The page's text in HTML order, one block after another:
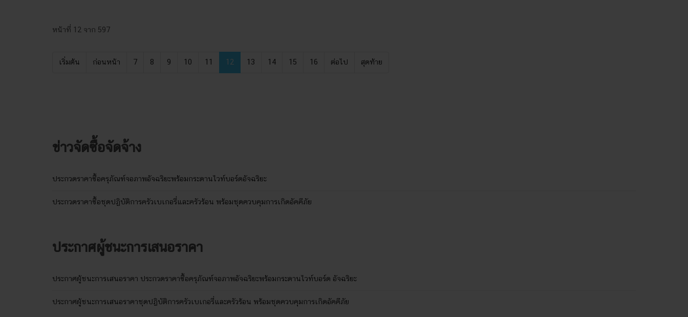
หน้าที่ 12 จาก 597
เริ่มต้น ก่อนหน้า 7 8 9 10 11 12 13 14 15 16 ต่อไป สุดท้าย
ข่าวจัดซื้อจัดจ้าง
ประกวดราคาซื้อครุภัณฑ์จอภาพอัจฉริยะพร้อมกระดานไวท์บอร์ดอัจฉริยะ
ประกวดราคาซื้อชุดปฏิบัติการครัวเบเกอรี่และครัวร้อน พร้อมชุดควบคุมการเกิดอัคคีภัย
ประกาศผู้ชนะการเสนอราคา
ประกาศผู้ชนะการเสนอราคา ประกวดราคาซื้อครุภัณฑ์จอภาพอัจฉริยะพร้อมกระดานไวท์บอร์ด อัจฉริยะ
ประกาศผู้ชนะการเสนอราคาชุดปฏิบัติการครัวเบเกอรี่และครัวร้อน พร้อมชุดควบคุมการเกิดอัคคีภัย